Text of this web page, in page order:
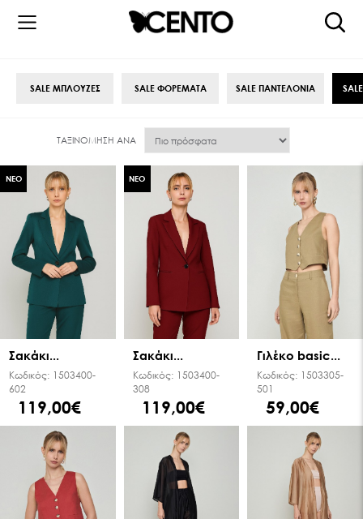
SALE ΜΠΛΟΥΖΕΣ SALE ΦΟΡΕΜΑΤΑ SALE ΠΑΝΤΕΛΟΝΙΑ
ΤΑΞΙΝΌΜΗΣΗ ΑΝΆ
ΝΕΟ
Σακάκι...
Κωδικός: 1503400-
602
119,00€
ΝΕΟ
Σακάκι...
Κωδικός: 1503400-
308
119,00€
Γιλέκο basic...
Κωδικός: 1503305-
501
59,00€